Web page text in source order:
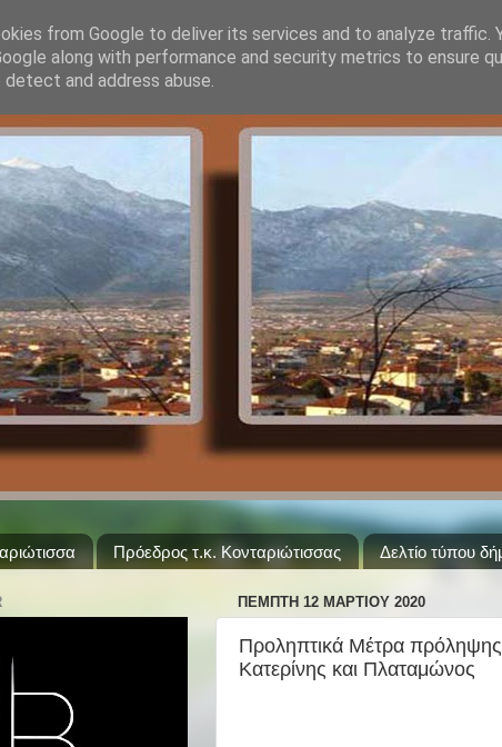
Πρόεδρος τ.κ. Κονταριώτισσας Δελτίο τύπου
ΠΈΜΠΤΗ 12 ΜΑΡΤΊΟΥ 2020
Προληπτικά Μέτρα
Κατερίνης και Πλαταμώνος
from Google to deliver its services and to analyze traffic.
along with performance and security metrics to ensure
and address abuse.